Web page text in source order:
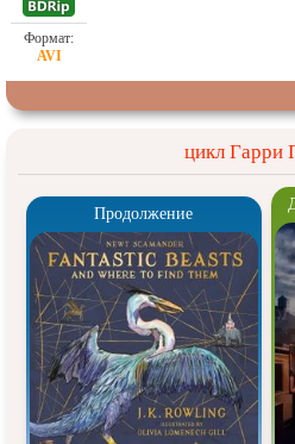
цикл Гарри
Продолжение